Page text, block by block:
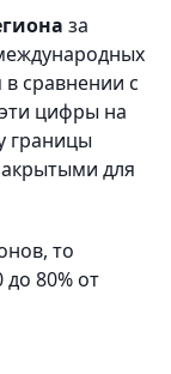
за
сравнении с
цифры на
границы
для
то
до 80% от